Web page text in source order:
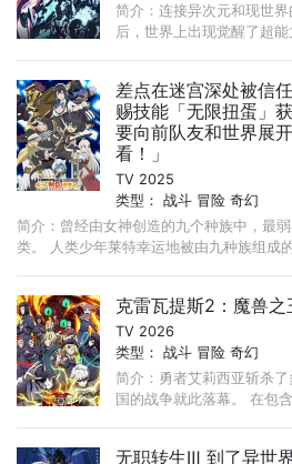
简介：连接异次元和现世
后，世界上出现觉醒了超能
差点在迷宫深处被信
赐技能「无限扭蛋」
要向前队友和世界展
看！」
TV 2025
类型：战斗 冒险 奇幻
简介：曾经由女神创造的九个种族中，最
类。 人类少年莱特幸运地被由九种族组成
克雷瓦提斯2：魔兽
TV 2026
类型：战斗 冒险 奇幻
简介：勇者艾莉西亚斩杀
国的战争就此落幕。 在包
无职转生Ⅲ 到了异世